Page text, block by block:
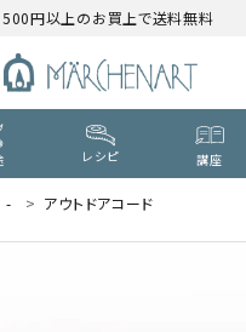
円以上のお買上で送料無料
レシピ 講座
- アウトドアコード